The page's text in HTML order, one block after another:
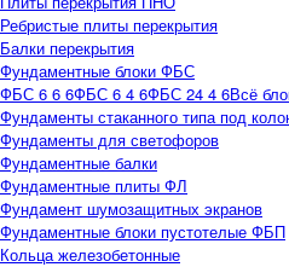
Ребристые плиты перекрытия
Балки перекрытия
Фундаментные блоки ФБС
ФБС 6 6 6ФБС 6 4 6ФБС 24 4 6Всё
Фундаменты стаканного типа под
Фундаменты для светофоров
Фундаментные балки
Фундаментные плиты ФЛ
Фундамент шумозащитных экранов
Фундаментные блоки пустотелые ФБП
Кольца железобетонные